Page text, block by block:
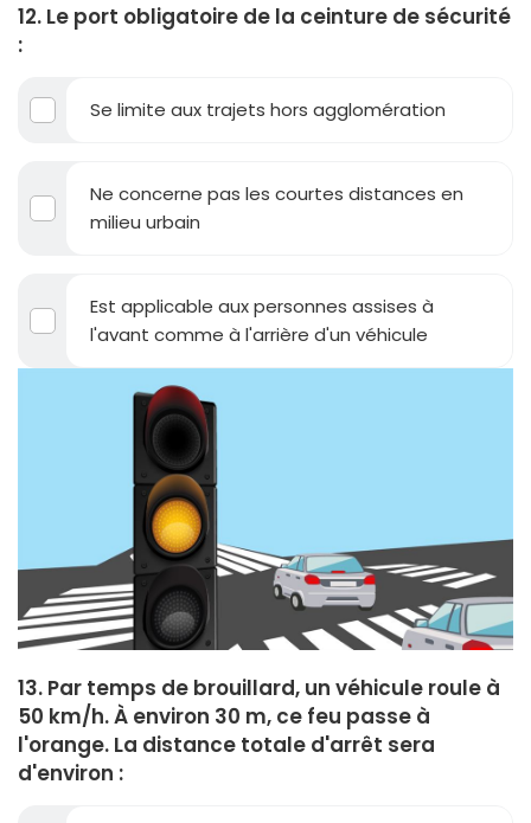
12. Le port obligatoire de la ceinture de sécurité
:
Se limite aux trajets hors agglomération
Ne concerne pas les courtes distances en
milieu urbain
Est applicable aux personnes assises à
l'avant comme à l'arrière d'un véhicule
13. Par temps de brouillard, un véhicule roule à
50 km/h. À environ 30 m, ce feu passe à
l'orange. La distance totale d'arrêt sera
d'environ :